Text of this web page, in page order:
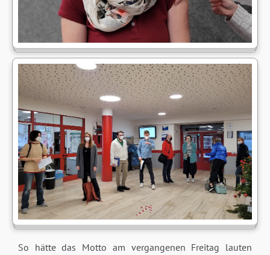
So hätte das Motto am vergangenen Freitag lauten